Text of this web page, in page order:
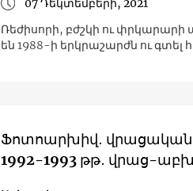
07 Դեկտեմբերի, 2021
Ռեժիսորի, բժշկի ու
են 1988-
Ֆոտոարխիվ․ վրացական
1992-1993 թթ․ վրաց-